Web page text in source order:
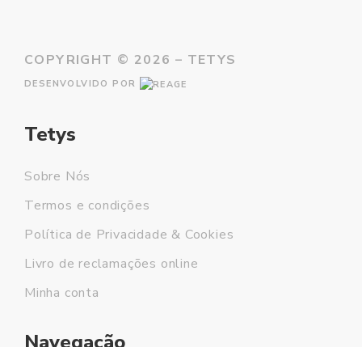
COPYRIGHT © 2026 – TETYS
DESENVOLVIDO POR
Tetys
Sobre Nós
Termos e condições
Política de Privacidade & Cookies
Livro de reclamações online
Minha conta